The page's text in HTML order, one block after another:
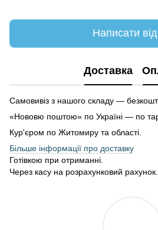
Написати
Доставка
Самовивіз з нашого складу —
«Нововю поштою» по Україні — по
Кур'єром по Житомиру та області.
Більше інформації про доставку
Готівкою при отриманні.
Через касу на розрахунковий рахунок.